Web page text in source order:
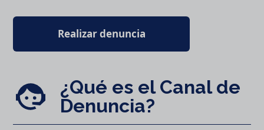
Realizar denuncia
¿Qué es el Canal de
Denuncia?